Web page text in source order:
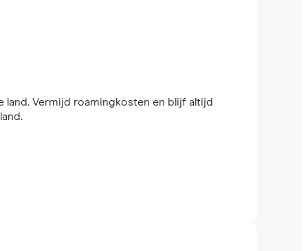
land. Vermijd roamingkosten en blijf altijd